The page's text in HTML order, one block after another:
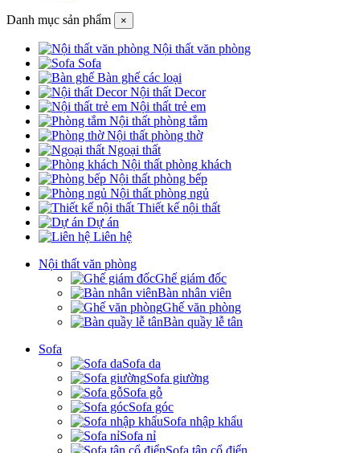
Danh mục sản phẩm ×
Nội thất văn phòng
Sofa
Bàn ghế các loại
Nội thất Decor
Nội thất trẻ em
Nội thất phòng tắm
Nội thất phòng thờ
Ngoại thất
Nội thất phòng khách
Nội thất phòng bếp
Nội thất phòng ngủ
Thiết kế nội thất
Dự án
Liên hệ
Nội thất văn phòng
Ghế giám đốc
Bàn nhân viên
Ghế văn phòng
Bàn quầy lễ tân
Sofa
Sofa da
Sofa giường
Sofa gỗ
Sofa góc
Sofa nhập khẩu
Sofa nỉ